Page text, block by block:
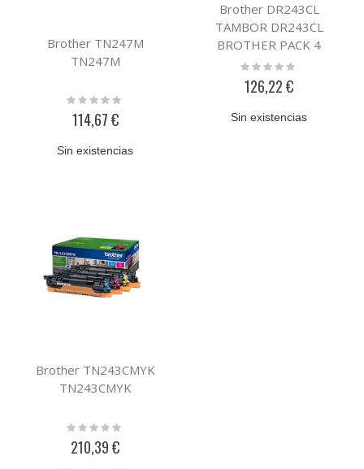
Brother TN247M
TN247M
Rating:
114,67 €
Sin existencias
Brother DR243CL
TAMBOR DR243CL
BROTHER PACK 4
Rating:
126,22 €
Sin existencias
Brother TN243CMYK
TN243CMYK
Rating:
210,39 €